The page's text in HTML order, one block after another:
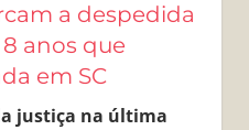
a despedida
anos que
em SC
justiça na última